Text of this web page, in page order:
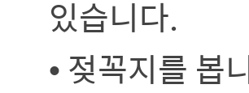
있습니다.
• 젖꼭지를 봅